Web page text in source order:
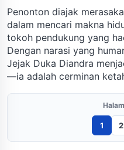
Penonton diajak
dalam mencari makna
tokoh pendukung yang
Dengan narasi yang
Jejak Duka Diandra
—ia adalah cerminan
1 2